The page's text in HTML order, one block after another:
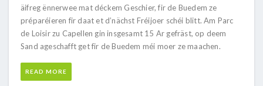
äifreg ënnerwee mat déckem Geschier, fir de Buedem ze
préparéieren fir daat et d’nächst Fréijoer schéi blitt. Am Parc
de Loisir zu Capellen gin insgesamt 15 Ar gefräst, op deem
Sand ageschafft get fir de Buedem méi moer ze maachen.
READ MORE